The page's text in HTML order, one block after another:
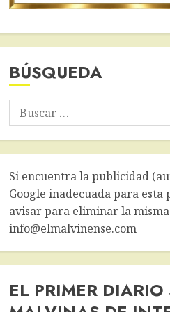
BÚSQUEDA
Buscar:
Si encuentra la publicidad
Google inadecuada para esta
avisar para eliminar la
info@elmalvinense.com
EL PRIMER DIARIO